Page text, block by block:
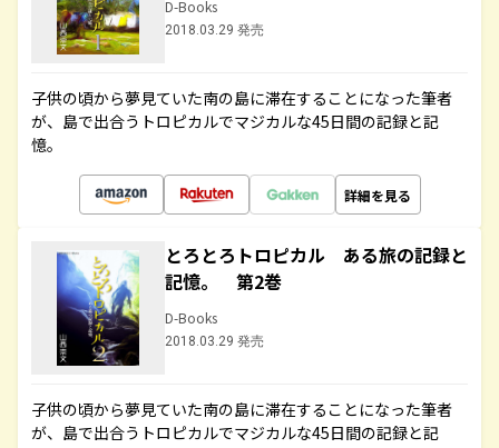
D-Books
2018.03.29 発売
子供の頃から夢見ていた南の島に滞在することになった筆者
が、島で出合うトロピカルでマジカルな45日間の記録と記
憶。
詳細を見る
とろとろトロピカル ある旅の記録と
記憶。 第2巻
D-Books
2018.03.29 発売
子供の頃から夢見ていた南の島に滞在することになった筆者
が、島で出合うトロピカルでマジカルな45日間の記録と記